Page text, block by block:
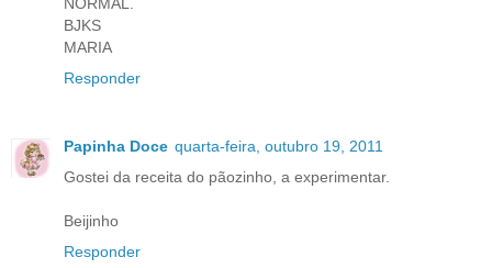
NORMAL.
BJKS
MARIA
Responder
Papinha Doce quarta-feira, outubro 19, 2011
Gostei da receita do pãozinho, a experimentar.
Beijinho
Responder